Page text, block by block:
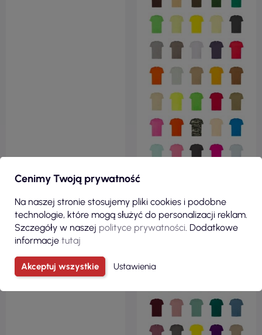
Cenimy Twoją prywatność
Na naszej stronie stosujemy pliki cookies i podobne
technologie, które mogą służyć do personalizacji reklam.
Szczegóły w naszej polityce prywatności . Dodatkowe
informacje tutaj
Akceptuj wszystkie Ustawienia